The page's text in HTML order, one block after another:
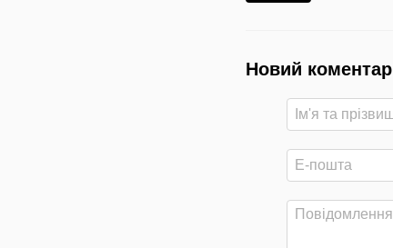
Новий коментар